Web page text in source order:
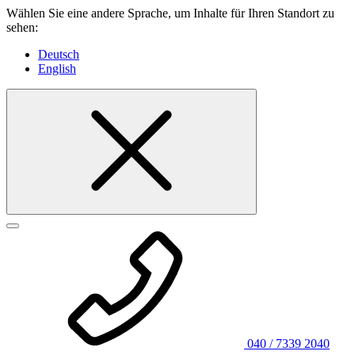
Wählen Sie eine andere Sprache, um Inhalte für Ihren Standort zu
sehen:
Deutsch
English
040 / 7339 2040